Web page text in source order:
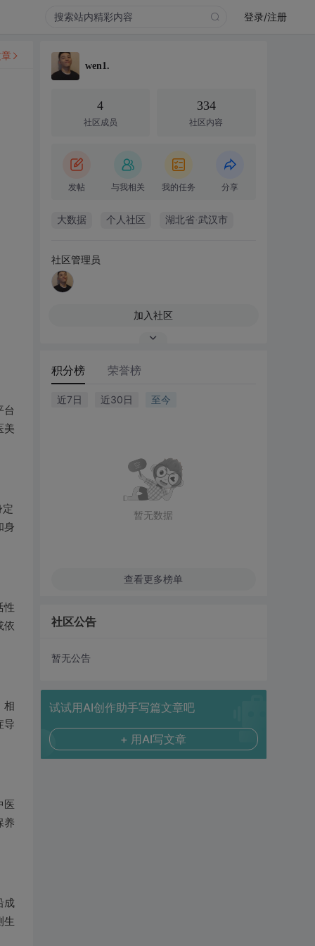
登录/注册
台
美
定
身
性
依
相
导
医
养
成
生
wen1.
4
社区成员
334
社区内容
发帖 与我相关 我的任务 分享
大数据 个人社区 湖北省·武汉市
社区管理员
加入社区
积分榜 荣誉榜
近7日 近30日 至今
暂无数据
查看更多榜单
社区公告
暂无公告
试试用AI创作助手写篇文章吧
+ 用AI写文章